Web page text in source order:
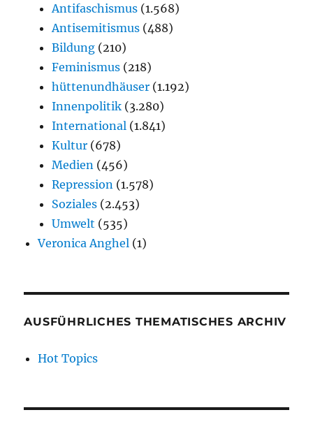
Antifaschismus (1.568)
Antisemitismus (488)
Bildung (210)
Feminismus (218)
hüttenundhäuser (1.192)
Innenpolitik (3.280)
International (1.841)
Kultur (678)
Medien (456)
Repression (1.578)
Soziales (2.453)
Umwelt (535)
Veronica Anghel (1)
AUSFÜHRLICHES THEMATISCHES ARCHIV
Hot Topics